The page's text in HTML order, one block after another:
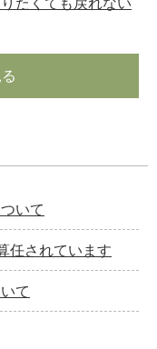
いて
任されています
て